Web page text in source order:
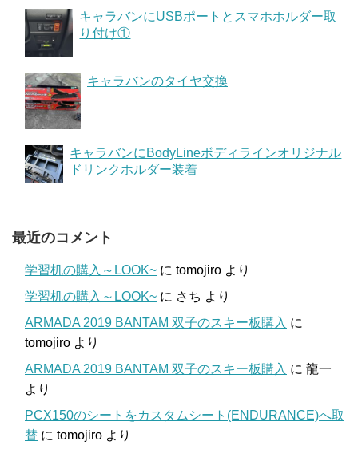
キャラバンにUSBポートとスマホホルダー取
り付け①
キャラバンのタイヤ交換
キャラバンにBodyLineボディラインオリジナル
ドリンクホルダー装着
最近のコメント
学習机の購入～LOOK~ に tomojiro より
学習机の購入～LOOK~ に さち より
ARMADA 2019 BANTAM 双子のスキー板購入 に
tomojiro より
ARMADA 2019 BANTAM 双子のスキー板購入 に 龍一
より
PCX150のシートをカスタムシート(ENDURANCE)へ取
替 に tomojiro より